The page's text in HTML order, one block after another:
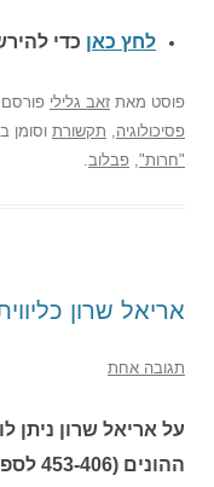
לחץ כאן כדי
פוסט מאת זאב גלילי
פסיכולוגיה
תקשורת וסומן
"חרות" פבלוב
אריאל שרון
תגובה אחת
על אריאל שרון